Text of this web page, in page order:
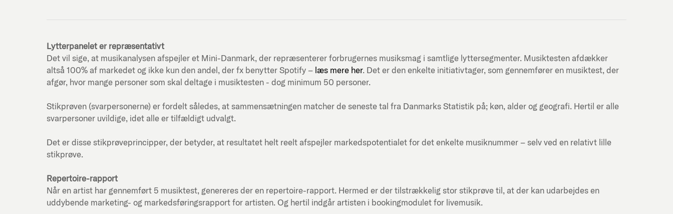
Lytterpanelet er repræsentativt
Det vil sige, at musikanalysen afspejler et Mini-Danmark, der repræsenterer forbrugernes musiksmag i samtlige lyttersegmenter. Musiktesten afdækker
altså 100% af markedet og ikke kun den andel, der fx benytter Spotify – læs mere her. Det er den enkelte initiativtager, som gennemfører en musiktest, der
afgør, hvor mange personer som skal deltage i musiktesten - dog minimum 50 personer.
Stikprøven (svarpersonerne) er fordelt således, at sammensætningen matcher de seneste tal fra Danmarks Statistik på; køn, alder og geografi. Hertil er alle
svarpersoner uvildige, idet alle er tilfældigt udvalgt.
Det er disse stikprøveprincipper, der betyder, at resultatet helt reelt afspejler markedspotentialet for det enkelte musiknummer – selv ved en relativt lille
stikprøve.
Repertoire-rapport
Når en artist har gennemført 5 musiktest, genereres der en repertoire-rapport. Hermed er der tilstrækkelig stor stikprøve til, at der kan udarbejdes en
uddybende marketing- og markedsføringsrapport for artisten. Og hertil indgår artisten i bookingmodulet for livemusik.